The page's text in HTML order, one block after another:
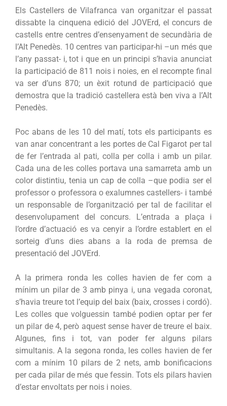
Els Castellers de Vilafranca van organitzar el passat
dissabte la cinquena edició del JOVErd, el concurs de
castells entre centres d’ensenyament de secundària de
l’Alt Penedès. 10 centres van participar-hi –un més que
l’any passat- i, tot i que en un principi s’havia anunciat
la participació de 811 nois i noies, en el recompte final
va ser d’uns 870; un èxit rotund de participació que
demostra que la tradició castellera està ben viva a l’Alt
Penedès.
Poc abans de les 10 del matí, tots els participants es
van anar concentrant a les portes de Cal Figarot per tal
de fer l’entrada al pati, colla per colla i amb un pilar.
Cada una de les colles portava una samarreta amb un
color distintiu, tenia un cap de colla –que podia ser el
professor o professora o exalumnes castellers- i també
un responsable de l’organització per tal de facilitar el
desenvolupament del concurs. L’entrada a plaça i
l’ordre d’actuació es va cenyir a l’ordre establert en el
sorteig d’uns dies abans a la roda de premsa de
presentació del JOVErd.
A la primera ronda les colles havien de fer com a
mínim un pilar de 3 amb pinya i, una vegada coronat,
s’havia treure tot l’equip del baix (baix, crosses i cordó).
Les colles que volguessin també podien optar per fer
un pilar de 4, però aquest sense haver de treure el baix.
Algunes, fins i tot, van poder fer alguns pilars
simultanis. A la segona ronda, les colles havien de fer
com a mínim 10 pilars de 2 nets, amb bonificacions
per cada pilar de més que fessin. Tots els pilars havien
d’estar envoltats per nois i noies.